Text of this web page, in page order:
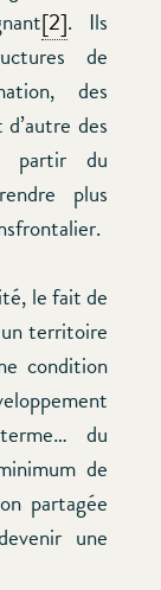
[2]. Ils
de
des
des
partir du
plus
le fait de
territoire
condition
du
de
partagée
une